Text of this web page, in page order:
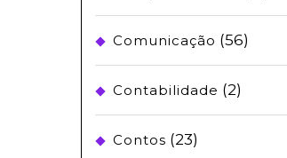
Comunicação (56)
Contabilidade (2)
Contos (23)